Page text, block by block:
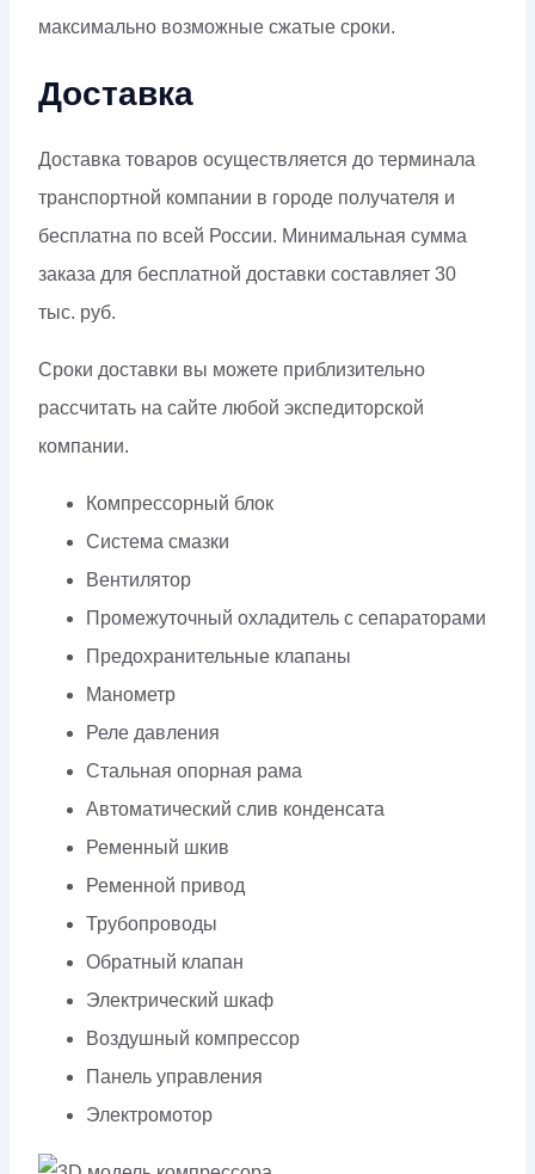
максимально возможные сжатые сроки.
Доставка
Доставка товаров осуществляется до терминала
транспортной компании в городе получателя и
бесплатна по всей России. Минимальная сумма
заказа для бесплатной доставки составляет 30
тыс. руб.
Сроки доставки вы можете приблизительно
рассчитать на сайте любой экспедиторской
компании.
Компрессорный блок
Система смазки
Вентилятор
Промежуточный охладитель с сепараторами
Предохранительные клапаны
Манометр
Реле давления
Стальная опорная рама
Автоматический слив конденсата
Ременный шкив
Ременной привод
Трубопроводы
Обратный клапан
Электрический шкаф
Воздушный компрессор
Панель управления
Электромотор